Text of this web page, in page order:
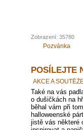
Zobrazení: 35780
Pozvánka
POSÍLEJTE
AKCE A
Také na vás
o dušičkách na
běhal vám při
halloweenské
jistě vás některé